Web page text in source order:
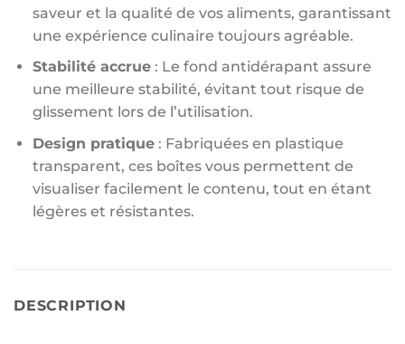
saveur et la qualité de vos aliments, garantissant
une expérience culinaire toujours agréable.
Stabilité accrue: Le fond antidérapant assure
une meilleure stabilité, évitant tout risque de
glissement lors de l’utilisation.
Design pratique: Fabriquées en plastique
transparent, ces boîtes vous permettent de
visualiser facilement le contenu, tout en étant
légères et résistantes.
DESCRIPTION